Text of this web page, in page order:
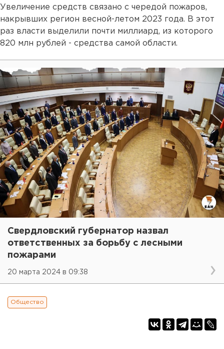
Увеличение средств связано с чередой пожаров,
накрывших регион весной-летом 2023 года. В этот
раз власти выделили почти миллиард, из которого
820 млн рублей - средства самой области.
Свердловский губернатор назвал
ответственных за борьбу с лесными
пожарами
20 марта 2024 в 09:38
Общество